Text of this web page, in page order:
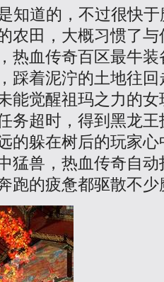
知道的，不过很快于
的农田，大概习惯了
热血传奇百区最牛
踩着泥泞的土地往
能觉醒祖玛之力的
务超时，得到黑龙
的躲在树后的玩家
猛兽，热血传奇自
跑的疲惫都驱散不